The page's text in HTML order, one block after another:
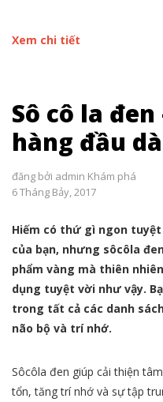
Xem chi tiết
Sô cô la
hàng đầu
đăng bởi admin Khám phá
6 Tháng Bảy, 2017
Hiếm có thứ gì ngon
của bạn, nhưng sôcôla
phẩm vàng mà thiên
dụng tuyệt vời như vậy.
trong tất cả các danh
não bộ và trí nhớ.
Sôcôla đen giúp cải thiện
tổn, tăng trí nhớ và sự tập